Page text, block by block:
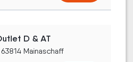
D & AT
Mainaschaff